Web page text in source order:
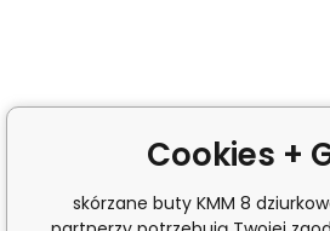
Cookies +
skórzane buty KMM 8